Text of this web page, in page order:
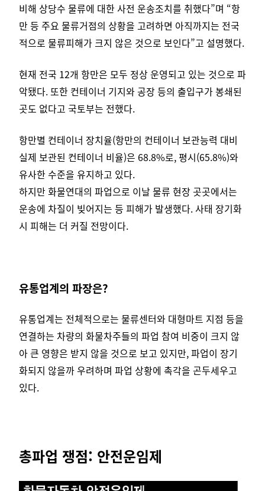
비해 상당수 물류에 대한 사전 운송조치를 취했다”며 “항
만 등 주요 물류거점의 상황을 고려하면 아직까지는 전국
적으로 물류피해가 크지 않은 것으로 보인다”고 설명했다.
현재 전국 12개 항만은 모두 정상 운영되고 있는 것으로 파
악됐다.또한 컨테이너 기지와 공장 등의 출입구가 봉쇄된
곳도 없다고 국토부는 전했다.
항만별 컨테이너 장치율(항만의 컨테이너 보관능력 대비
실제 보관된 컨테이너 비율)은 68.8%로, 평시(65.8%)와
유사한 수준을 유지하고 있다.
하지만 화물연대의 파업으로 이날 물류 현장 곳곳에서는
운송에 차질이 빚어지는 등 피해가 발생했다.사태 장기화
시 피해는 더 커질 전망이다.
유통업계의 파장은?
유통업계는 전체적으로는 물류센터와 대형마트 지점 등을
연결하는 차량의 화물차주들의 파업 참여 비중이 크지 않
아 큰 영향은 받지 않을 것으로 보고 있지만, 파업이 장기
화되지 않을까 우려하며 파업 상황에 촉각을 곤두세우고
있다.
총파업 쟁점: 안전운임제